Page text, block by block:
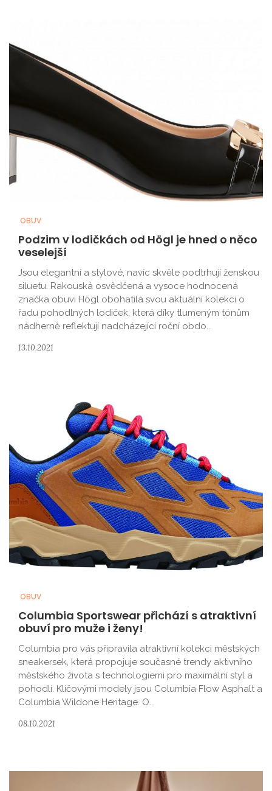
OBUV
Podzim v lodičkách od Högl je hned o něco
veselejší
Jsou elegantní a stylové, navíc skvěle podtrhují ženskou
siluetu. Rakouská osvědčená a vysoce hodnocená
značka obuvi Högl obohatila svou aktuální kolekci o
řadu pohodlných lodiček, která díky tlumeným tónům
nádherně reflektují nadcházející roční obdo...
13.10.2021
OBUV
Columbia Sportswear přichází s atraktivní
obuví pro muže i ženy!
Columbia pro vás připravila atraktivní kolekci městských
sneakersek, která propojuje současné trendy aktivního
městského života s technologiemi pro maximální styl a
pohodlí. Klíčovými modely jsou Columbia Flow Asphalt a
Columbia Wildone Heritage. O...
08.10.2021